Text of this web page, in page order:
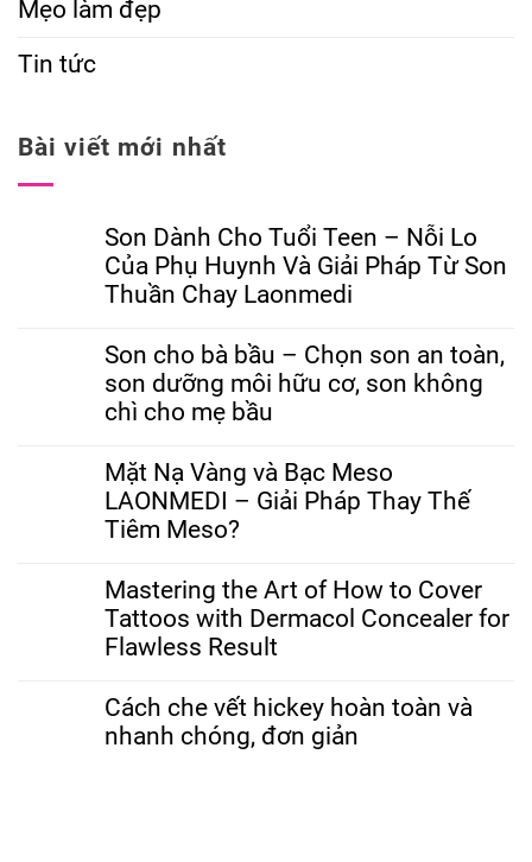
Mẹo làm đẹp
Tin tức
Bài viết mới nhất
Son Dành Cho Tuổi Teen – Nỗi Lo
Của Phụ Huynh Và Giải Pháp Từ Son
Thuần Chay Laonmedi
Son cho bà bầu – Chọn son an toàn,
son dưỡng môi hữu cơ, son không
chì cho mẹ bầu
Mặt Nạ Vàng và Bạc Meso
LAONMEDI – Giải Pháp Thay Thế
Tiêm Meso?
Mastering the Art of How to Cover
Tattoos with Dermacol Concealer for
Flawless Result
Cách che vết hickey hoàn toàn và
nhanh chóng, đơn giản